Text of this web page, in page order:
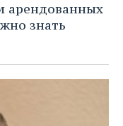
арендованных
знать